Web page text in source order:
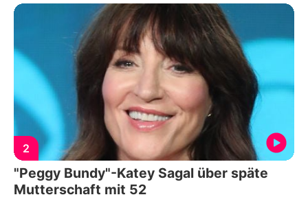
2
"Peggy Bundy"-Katey Sagal über späte
Mutterschaft mit 52